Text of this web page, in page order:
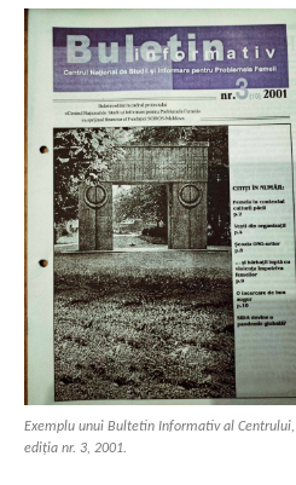
Exemplu unui Bultetin Informativ al Centrului,
ediția nr. 3, 2001.